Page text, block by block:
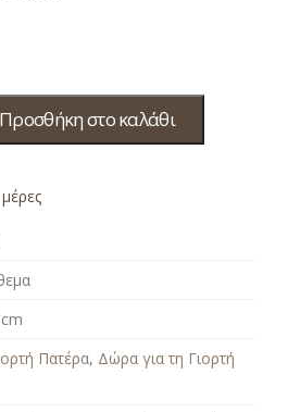
Προσθήκη στο καλάθι
Πατέρα, Δώρα για τη Γιορτή